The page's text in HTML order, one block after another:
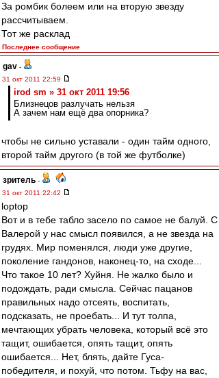
За ромбик болеем или на вторую звезду
рассчитываем.
Тот же расклад
Последнее сообщение
gav -
31 окт 2011 22:59
irod sm » 31 окт 2011 19:56
Близнецов разлучать нельзя
А зачем нам ещё два опорника?
чтобы не сильно уставали - один тайм одного,
второй тайм другого (в той же футболке)
зpитель -
31 окт 2011 22:42
loptop
Вот и в тебе табло засело по самое не балуй. С
Валерой у нас смысл появился, а не звезда на
грудях. Мир поменялся, люди уже другие,
поколение гандонов, наконец-то, на сходе...
Что такое 10 лет? Хуйня. Не жалко было и
подождать, ради смысла. Сейчас пацанов
правильных надо отсеять, воспитать,
подсказать, не проебать... И тут толпа,
мечтающих убрать человека, который всё это
тащит, ошибается, опять тащит, опять
ошибается... Нет, блять, дайте Гуса-
победителя, и похуй, что потом. Тьфу на вас,